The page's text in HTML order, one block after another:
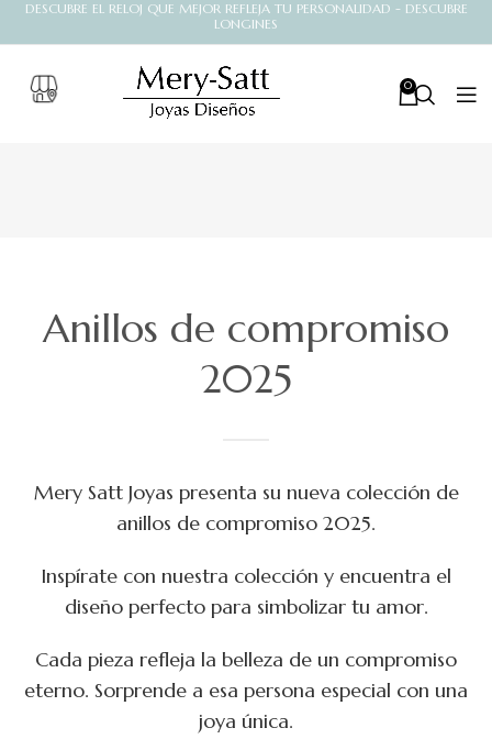
DESCUBRE EL RELOJ QUE MEJOR REFLEJA TU PERSONALIDAD - DESCUBRE
LONGINES
0
Anillos de compromiso
2025
Mery Satt Joyas presenta su nueva colección de
anillos de compromiso 2025.
Inspírate con nuestra colección y encuentra el
diseño perfecto para simbolizar tu amor.
Cada pieza refleja la belleza de un compromiso
eterno. Sorprende a esa persona especial con una
joya única.